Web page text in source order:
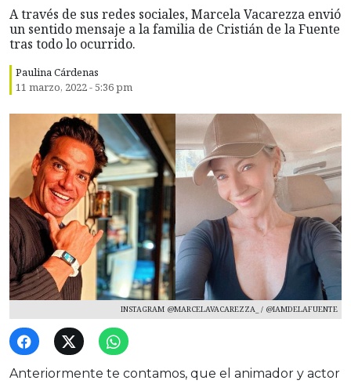
A través de sus redes sociales, Marcela Vacarezza envió
un sentido mensaje a la familia de Cristián de la Fuente
tras todo lo ocurrido.
Paulina Cárdenas
11 marzo, 2022 - 5:36 pm
INSTAGRAM @MARCELAVACAREZZA_ / @IAMDELAFUENTE
Anteriormente te contamos, que el animador y actor